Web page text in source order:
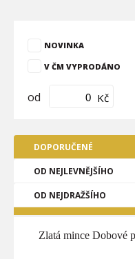
NOVINKA
V ČM VYPRODÁNO
od Kč
DOPORUČENÉ
OD NEJLEVNĚJŠÍHO
OD NEJDRAŽŠÍHO
Zlatá mince Dobové